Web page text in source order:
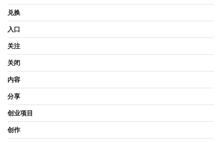
兑换
入口
关注
关闭
内容
分享
创业项目
创作